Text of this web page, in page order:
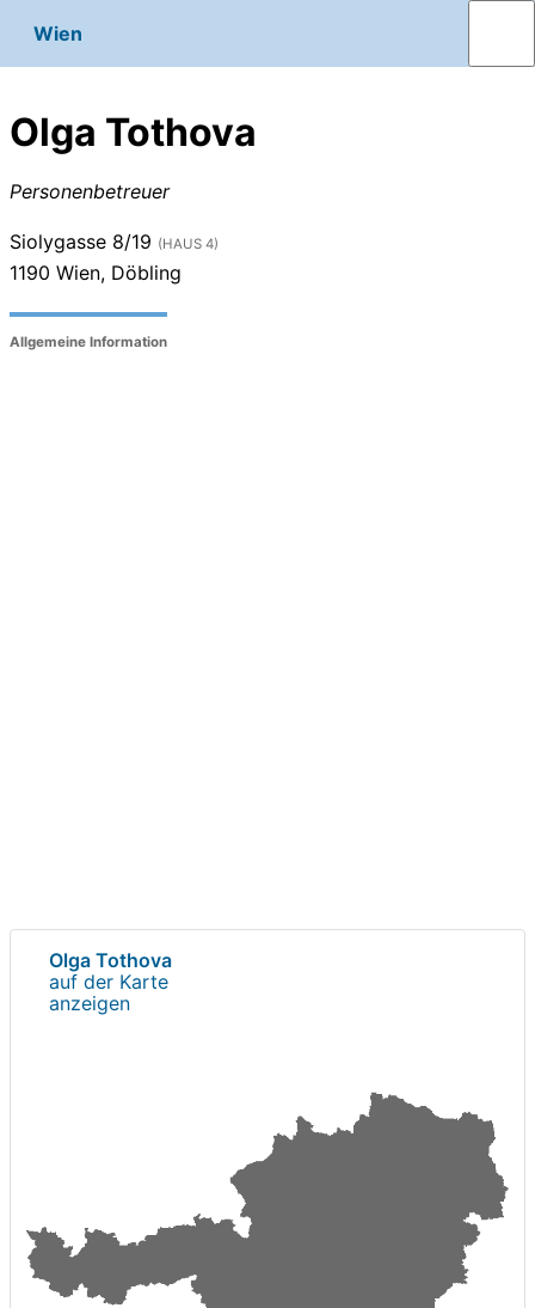
Wien
Olga Tothova
Personenbetreuer
Siolygasse 8/19 (HAUS 4)
1190 Wien, Döbling
Allgemeine Information
Olga Tothova
auf der Karte
anzeigen